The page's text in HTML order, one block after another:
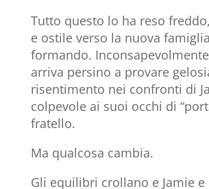
Tutto questo lo ha reso
e ostile verso la nuova
formando.
arriva persino a provare
risentimento nei confronti di
colpevole ai suoi occhi di
fratello.
Ma qualcosa cambia.
Gli equilibri crollano e Jamie e